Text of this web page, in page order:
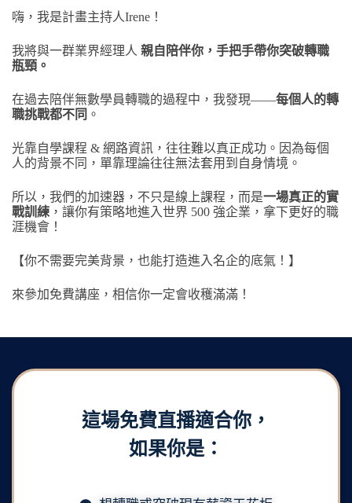
嗨，我是計畫主持人Irene！
我將與一群業界經理人 親自陪伴你，手把手帶你突破轉職
瓶頸。
在過去陪伴無數學員轉職的過程中，我發現——每個人的轉
職挑戰都不同 。
光靠自學課程 & 網路資訊，往往難以真正成功。因為每個
人的背景不同，單靠理論往往無法套用到自身情境。
所以，我們的加速器，不只是線上課程，而是一場真正的實
戰訓練 ，讓你有策略地進入世界 500 強企業，拿下更好的職
涯機會！
【你不需要完美背景，也能打造進入名企的底氣！】
來參加免費講座，相信你一定會收穫滿滿！
這場免費直播適合你，
如果你是：